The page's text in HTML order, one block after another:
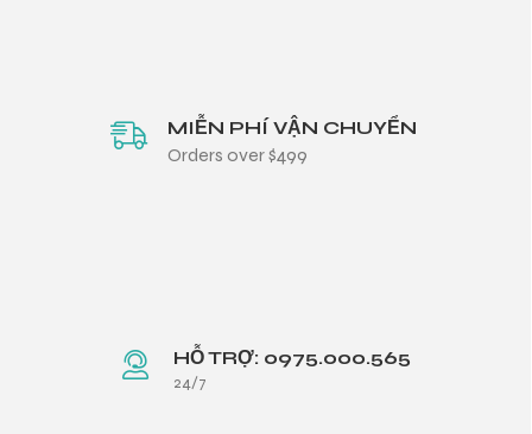
MIỄN PHÍ VẬN CHUYỂN
Orders over $499
HỖ TRỢ: 0975.000.565
24/7